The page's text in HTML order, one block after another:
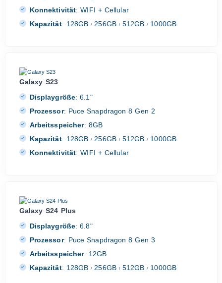
Konnektivität: WIFI + Cellular
Kapazität: 128GB/ 256GB /512GB/ 1000GB
Galaxy S23
Displaygröße: 6.1"
Prozessor: Puce Snapdragon 8 Gen 2
Arbeitsspeicher: 8GB
Kapazität: 128GB/ 256GB /512GB/ 1000GB
Konnektivität: WIFI + Cellular
Galaxy S24 Plus
Displaygröße: 6.8"
Prozessor: Puce Snapdragon 8 Gen 3
Arbeitsspeicher: 12GB
Kapazität: 128GB/ 256GB /512GB/ 1000GB